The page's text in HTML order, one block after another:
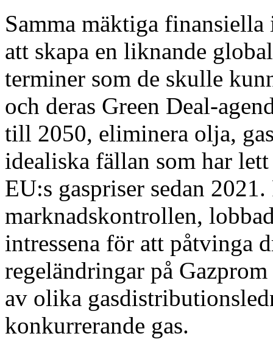
Samma mäktiga
att skapa en liknande
terminer som de skulle
och deras Green Deal-
till 2050, eliminera olja,
idealiska fällan som har
EU:s gaspriser sedan
marknadskontrollen,
intressena för att påtvinga
regeländringar på
av olika
konkurrerande gas.